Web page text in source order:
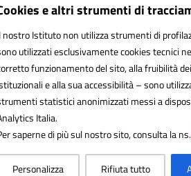
e altri strumenti di
nostro Istituto non utilizza strumenti di
utilizzati esclusivamente cookies tecnici
funzionamento del sito, alla fruibilità
e alla sua accessibilità – sono
statistici anonimizzati messi a
Italia.
saperne di più sul nostro sito, consulta la ns.
Personalizza Rifiuta tutto